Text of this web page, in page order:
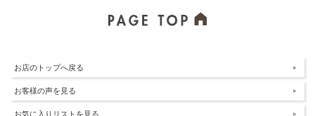
お店のトップへ戻る
お客様の声を見る
お気に入りリストを見る